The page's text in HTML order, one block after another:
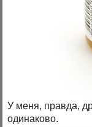
У меня, правда,
одинаково.